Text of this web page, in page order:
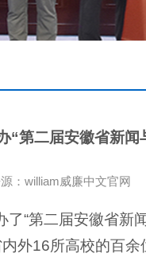
“第二届安徽省新
：william威廉中文官网
了“第二届安徽省新
外16所高校的百余